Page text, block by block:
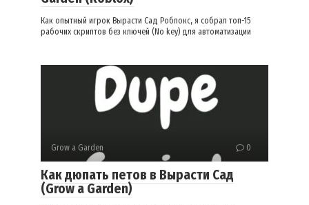
Как опытный игрок Вырасти Сад Роблокс, я собрал топ-15
рабочих скриптов без ключей (No key) для автоматизации
Grow a Garden 0
Как дюпать петов в Вырасти Сад
(Grow a Garden)